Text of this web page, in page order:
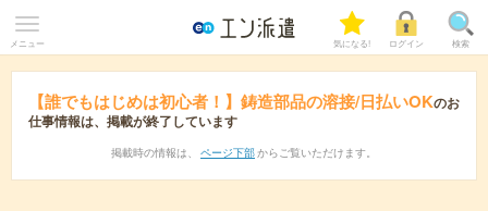
メニュー 気になる! ログイン 検索
【誰でもはじめは初心者！】鋳造部品の溶接/日払いOKのお
仕事情報は、掲載が終了しています
掲載時の情報は、 ページ下部 からご覧いただけます。